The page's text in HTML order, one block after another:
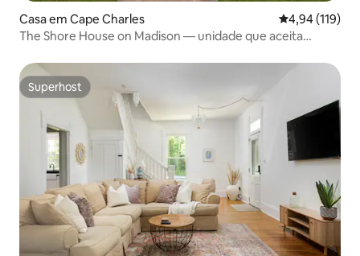
Casa em Cape Charles Classificação
4,94 (119)
The Shore House on Madison — unidade que aceita
Superhost
Superhost